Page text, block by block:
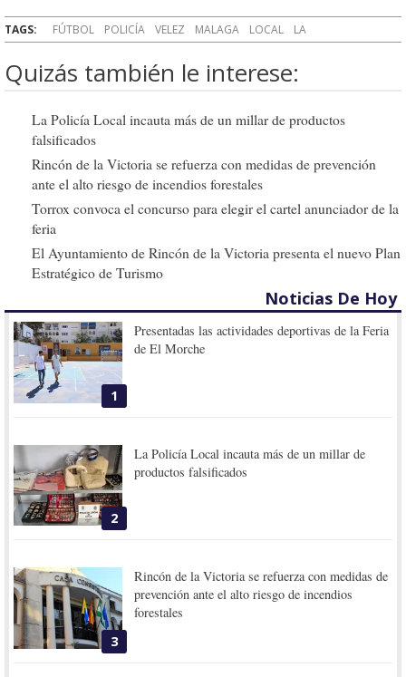
TAGS: FÚTBOL POLICÍA VELEZ MALAGA LOCAL LA
Quizás también le interese:
La Policía Local incauta más de un millar de productos
falsificados
Rincón de la Victoria se refuerza con medidas de prevención
ante el alto riesgo de incendios forestales
Torrox convoca el concurso para elegir el cartel anunciador de la
feria
El Ayuntamiento de Rincón de la Victoria presenta el nuevo Plan
Estratégico de Turismo
Noticias De Hoy
1
Presentadas las actividades deportivas de la Feria
de El Morche
2
La Policía Local incauta más de un millar de
productos falsificados
3
Rincón de la Victoria se refuerza con medidas de
prevención ante el alto riesgo de incendios
forestales